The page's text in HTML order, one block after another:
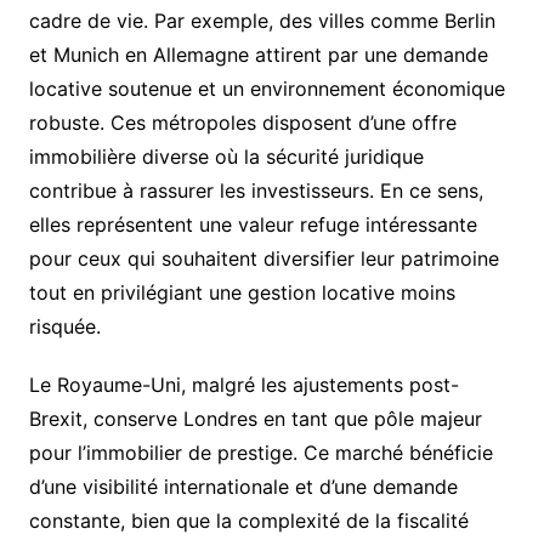
cadre de vie. Par exemple, des villes comme Berlin
et Munich en Allemagne attirent par une demande
locative soutenue et un environnement économique
robuste. Ces métropoles disposent d’une offre
immobilière diverse où la sécurité juridique
contribue à rassurer les investisseurs. En ce sens,
elles représentent une valeur refuge intéressante
pour ceux qui souhaitent diversifier leur patrimoine
tout en privilégiant une gestion locative moins
risquée.
Le Royaume-Uni, malgré les ajustements post-
Brexit, conserve Londres en tant que pôle majeur
pour l’immobilier de prestige. Ce marché bénéficie
d’une visibilité internationale et d’une demande
constante, bien que la complexité de la fiscalité